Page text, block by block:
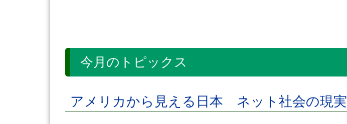
今月のトピックス
アメリカから見える日本 ネット社会の現実